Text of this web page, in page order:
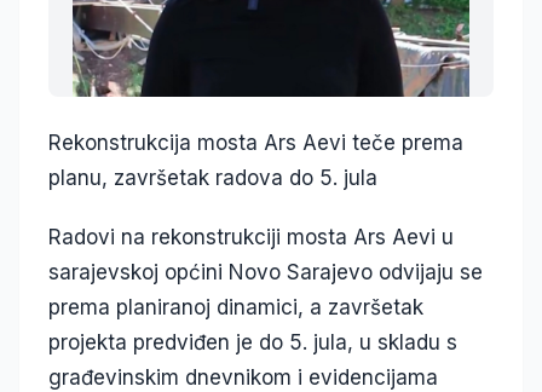
Rekonstrukcija mosta Ars Aevi teče prema
planu, završetak radova do 5. jula
Radovi na rekonstrukciji mosta Ars Aevi u
sarajevskoj općini Novo Sarajevo odvijaju se
prema planiranoj dinamici, a završetak
projekta predviđen je do 5. jula, u skladu s
građevinskim dnevnikom i evidencijama